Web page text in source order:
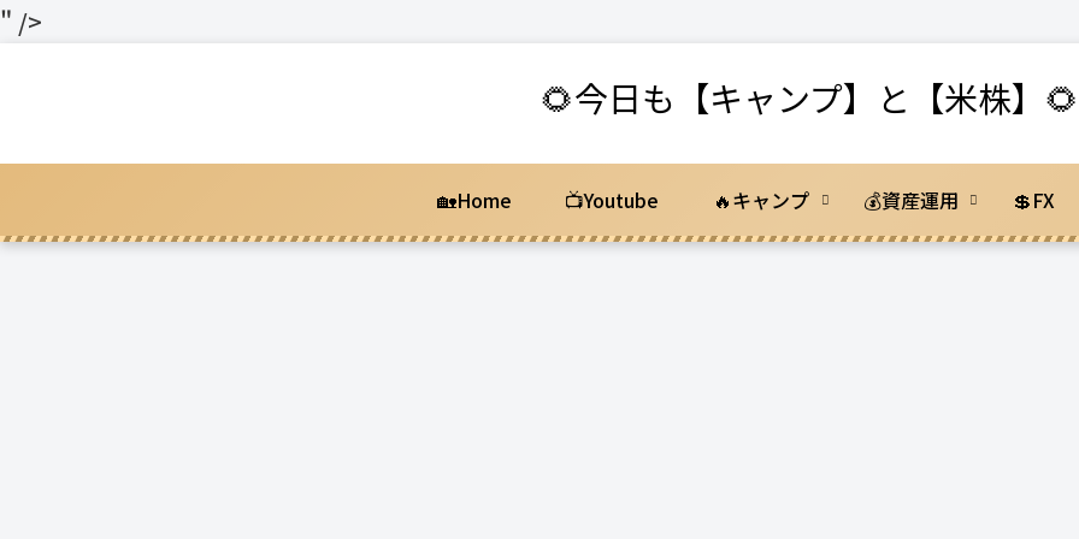
" />
🌻今日も【キャンプ】と【米株】🌻
🏡Home 📺Youtube 🔥キャンプ 💰資産運用 💲FX